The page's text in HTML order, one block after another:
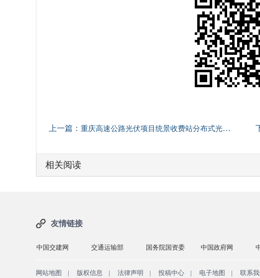
上一篇： 重庆高速公路光伏项目统景收费站分布式光伏顺利并网发电
相关阅读
友情链接
交通运输部 国务院国资委 中国政府网 中交一公局
网站地图 | 版权信息 | 法律声明 | 投稿中心 | 电子地图 | 联系